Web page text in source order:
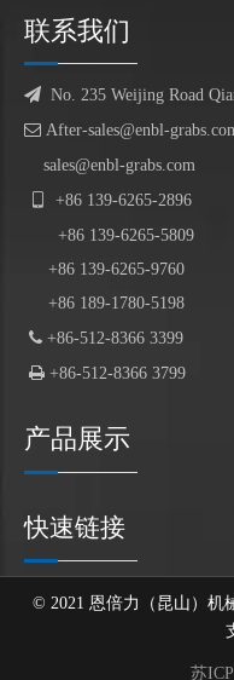
联系我们
 No. 235 Weijing Road
 After-sales@enbl-
sales@enbl-grabs.com
+86 139-6265-2896
+86 139-6265-5809
+86 139-6265-9760
+86 189-1780-5198
 +86-512-8366 3399
 +86-512-8366 3799
产品展示
快速链接
© 2021 恩倍力（昆山）机
苏